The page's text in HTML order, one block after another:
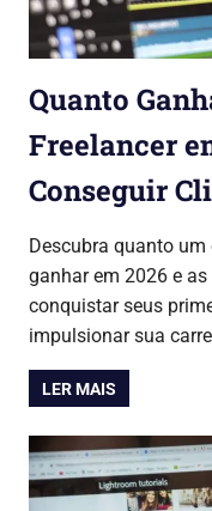
Quanto
Freelancer
Conseguir
Descubra quanto
ganhar em 2026 e
conquistar seus
impulsionar sua
LER MAIS